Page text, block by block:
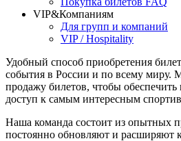
VIP&Компаниям
Для групп и компаний
VIP / Hospitality
Удобный способ приобретения
события в России и по всему миру.
продажу билетов, чтобы
доступ к самым интересным
Наша команда состоит из опытных
постоянно обновляют и расширяют